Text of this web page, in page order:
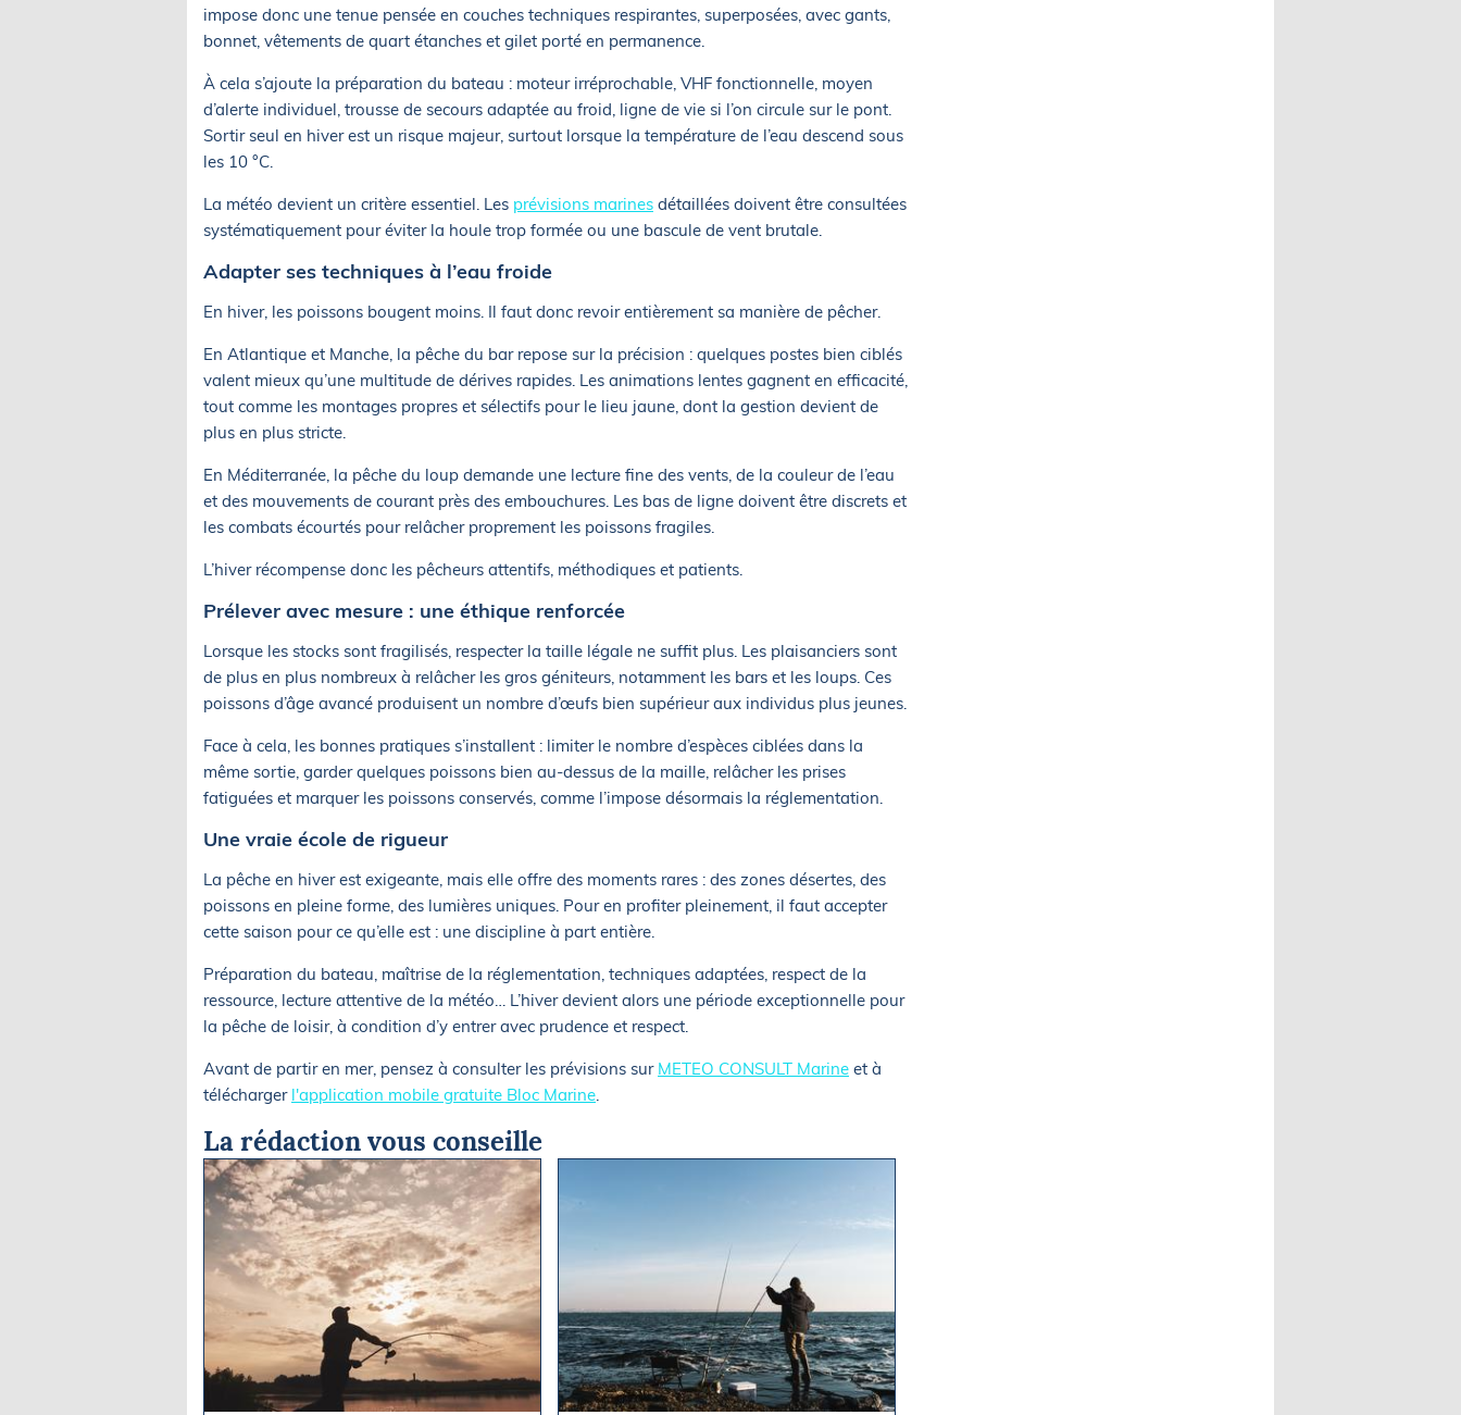
impose donc une tenue pensée en couches techniques respirantes, superposées, avec gants,
bonnet, vêtements de quart étanches et gilet porté en permanence.
À cela s’ajoute la préparation du bateau : moteur irréprochable, VHF fonctionnelle, moyen
d’alerte individuel, trousse de secours adaptée au froid, ligne de vie si l’on circule sur le pont.
Sortir seul en hiver est un risque majeur, surtout lorsque la température de l’eau descend sous
les 10 °C.
La météo devient un critère essentiel. Les prévisions marines détaillées doivent être consultées
systématiquement pour éviter la houle trop formée ou une bascule de vent brutale.
Adapter ses techniques à l’eau froide
En hiver, les poissons bougent moins. Il faut donc revoir entièrement sa manière de pêcher.
En Atlantique et Manche, la pêche du bar repose sur la précision : quelques postes bien ciblés
valent mieux qu’une multitude de dérives rapides. Les animations lentes gagnent en efficacité,
tout comme les montages propres et sélectifs pour le lieu jaune, dont la gestion devient de
plus en plus stricte.
En Méditerranée, la pêche du loup demande une lecture fine des vents, de la couleur de l’eau
et des mouvements de courant près des embouchures. Les bas de ligne doivent être discrets et
les combats écourtés pour relâcher proprement les poissons fragiles.
L’hiver récompense donc les pêcheurs attentifs, méthodiques et patients.
Prélever avec mesure : une éthique renforcée
Lorsque les stocks sont fragilisés, respecter la taille légale ne suffit plus. Les plaisanciers sont
de plus en plus nombreux à relâcher les gros géniteurs, notamment les bars et les loups. Ces
poissons d’âge avancé produisent un nombre d’œufs bien supérieur aux individus plus jeunes.
Face à cela, les bonnes pratiques s’installent : limiter le nombre d’espèces ciblées dans la
même sortie, garder quelques poissons bien au-dessus de la maille, relâcher les prises
fatiguées et marquer les poissons conservés, comme l’impose désormais la réglementation.
Une vraie école de rigueur
La pêche en hiver est exigeante, mais elle offre des moments rares : des zones désertes, des
poissons en pleine forme, des lumières uniques. Pour en profiter pleinement, il faut accepter
cette saison pour ce qu’elle est : une discipline à part entière.
Préparation du bateau, maîtrise de la réglementation, techniques adaptées, respect de la
ressource, lecture attentive de la météo… L’hiver devient alors une période exceptionnelle pour
la pêche de loisir, à condition d’y entrer avec prudence et respect.
Avant de partir en mer, pensez à consulter les prévisions sur METEO CONSULT Marine et à
télécharger l'application mobile gratuite Bloc Marine.
La rédaction vous conseille